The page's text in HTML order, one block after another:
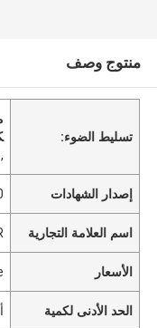
منتوج وصف
تسليط الضوء:
إصدار الشهادات
اسم العلامة التجارية
الأسعار
الحد الأدنى لكمية